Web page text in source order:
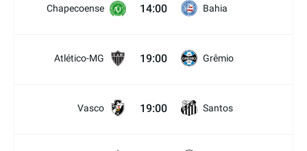
Chapecoense 14:00 Bahia
Atlético-MG 19:00 Grêmio
Vasco 19:00 Santos